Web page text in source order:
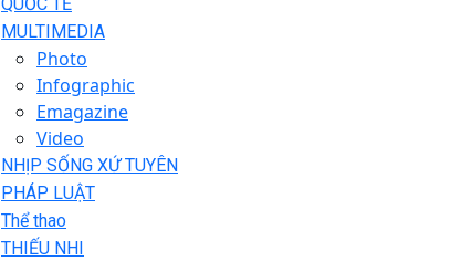
MULTIMEDIA
Photo
Infographic
Emagazine
Video
NHỊP SỐNG XỨ TUYÊN
PHÁP LUẬT
Thể thao
THIẾU NHI